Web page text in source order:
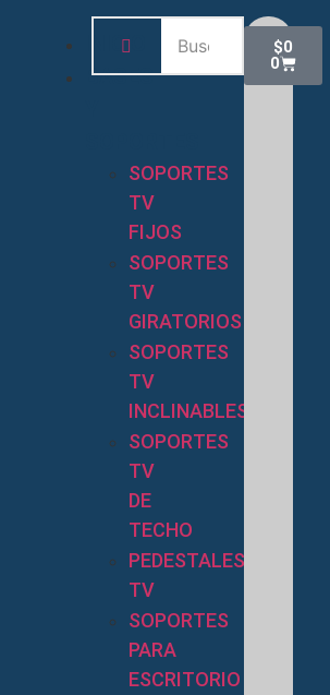
INICIO
BASES
SOPORTES
TV
FIJOS
SOPORTES
TV
GIRATORIOS
SOPORTES
TV
INCLINABLES
SOPORTES
TV
DE
TECHO
PEDESTALES
TV
SOPORTES
PARA
ESCRITORIO
$0
0